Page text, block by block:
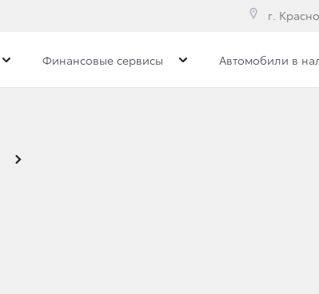
г.
Финансовые сервисы Автомобили в
КОМПЛЕКТАЦИИ И